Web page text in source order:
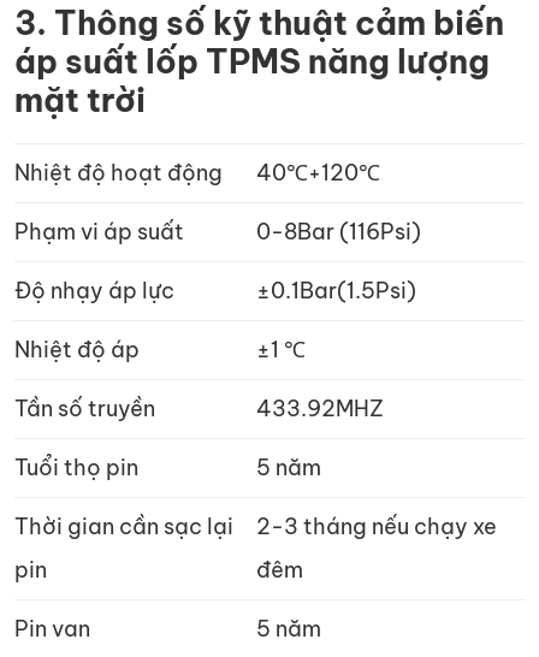
3. Thông số kỹ thuật cảm biến
áp suất lốp TPMS năng lượng
mặt trời
Nhiệt độ hoạt động 40℃+120℃
Phạm vi áp suất 0-8Bar (116Psi)
Độ nhạy áp lực ±0.1Bar(1.5Psi)
Nhiệt độ áp ±1 ℃
Tần số truyền 433.92MHZ
Tuổi thọ pin 5 năm
Thời gian cần sạc lại
pin
2-3 tháng nếu chạy xe
đêm
Pin van 5 năm